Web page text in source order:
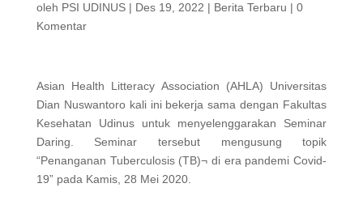
oleh PSI UDINUS| Des 19, 2022 | Berita Terbaru | 0
Komentar
Asian Health Litteracy Association (AHLA) Universitas
Dian Nuswantoro kali ini bekerja sama dengan Fakultas
Kesehatan Udinus untuk menyelenggarakan Seminar
Daring. Seminar tersebut mengusung topik
“Penanganan Tuberculosis (TB)¬ di era pandemi Covid-
19” pada Kamis, 28 Mei 2020.